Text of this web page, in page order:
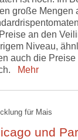
große Mengen
an den
Niveau,
auch die Preise
Mehr
für Mais
und